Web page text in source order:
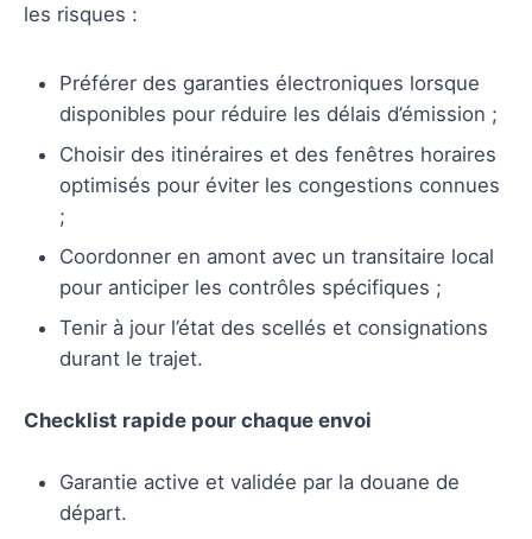
les risques :
Préférer des garanties électroniques lorsque
disponibles pour réduire les délais d’émission ;
Choisir des itinéraires et des fenêtres horaires
optimisés pour éviter les congestions connues
;
Coordonner en amont avec un transitaire local
pour anticiper les contrôles spécifiques ;
Tenir à jour l’état des scellés et consignations
durant le trajet.
Checklist rapide pour chaque envoi
Garantie active et validée par la douane de
départ.